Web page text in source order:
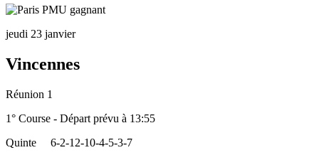
jeudi 23 janvier
Vincennes
Réunion 1
1° Course - Départ prévu à 13:55
Quinte
6-2-12-10-4-5-3-7